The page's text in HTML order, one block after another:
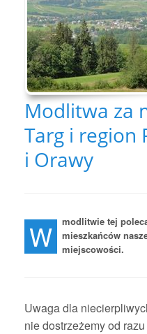
Modlitwa za
Targ i region
i Orawy
W
modlitwie tej
mieszkańców
miejscowości.
Uwaga dla
nie dostrzeżemy od